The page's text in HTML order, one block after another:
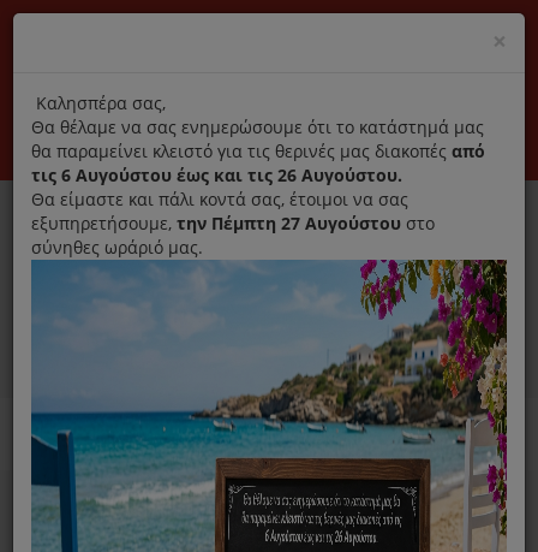
Αποκλειστικά γνήσια ανταλλακτικά
Σύνδεση Εγγραφή Εταιρεία Επικοινωνία
0
Ανταλλακτικά ηλεκτρικών συσκευών MENU
Home
Παρασκευή Καφέ Και Ροφημάτων
Καφετιέρα
Φίλτρο Νερού Καφετιέρας
×
title
Καλησπέρα σας,
Θα θέλαμε να σας ενημερώσουμε ότι το κατάστημά μας
θα παραμείνει κλειστό για τις θερινές μας διακοπές από
τις 6 Αυγούστου έως και τις 26 Αυγούστου.
Θα είμαστε και πάλι κοντά σας, έτοιμοι να σας
εξυπηρετήσουμε, την Πέμπτη 27 Αυγούστου στο
σύνηθες ωράριό μας.